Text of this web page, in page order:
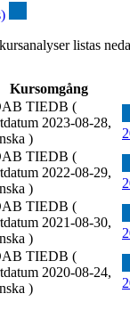
listas
Kursomgång
TIEDB (
2023-08-28,
)
TIEDB (
2022-08-29,
)
TIEDB (
2021-08-30,
)
TIEDB (
2020-08-24,
)